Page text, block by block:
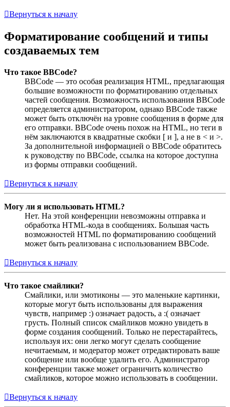
Вернуться к началу
Форматирование сообщений и типы
создаваемых тем
Что такое BBCode?
BBCode — это особая реализация HTML, предлагающая
большие возможности по форматированию отдельных
частей сообщения. Возможность использования BBCode
определяется администратором, однако BBCode также
может быть отключён на уровне сообщения в форме для
его отправки. BBCode очень похож на HTML, но теги в
нём заключаются в квадратные скобки [ и ], а не в < и >.
За дополнительной информацией о BBCode обратитесь
к руководству по BBCode, ссылка на которое доступна
из формы отправки сообщений.
Вернуться к началу
Могу ли я использовать HTML?
Нет. На этой конференции невозможны отправка и
обработка HTML-кода в сообщениях. Большая часть
возможностей HTML по форматированию сообщений
может быть реализована с использованием BBCode.
Вернуться к началу
Что такое смайлики?
Смайлики, или эмотиконы — это маленькие картинки,
которые могут быть использованы для выражения
чувств, например :) означает радость, а :( означает
грусть. Полный список смайликов можно увидеть в
форме создания сообщений. Только не перестарайтесь,
используя их: они легко могут сделать сообщение
нечитаемым, и модератор может отредактировать ваше
сообщение или вообще удалить его. Администратор
конференции также может ограничить количество
смайликов, которое можно использовать в сообщении.
Вернуться к началу